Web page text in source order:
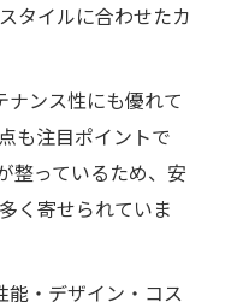
タイルに合わせたカ
ナンス性にも優れて
も注目ポイントで
整っているため、安
く寄せられていま
能・デザイン・コス